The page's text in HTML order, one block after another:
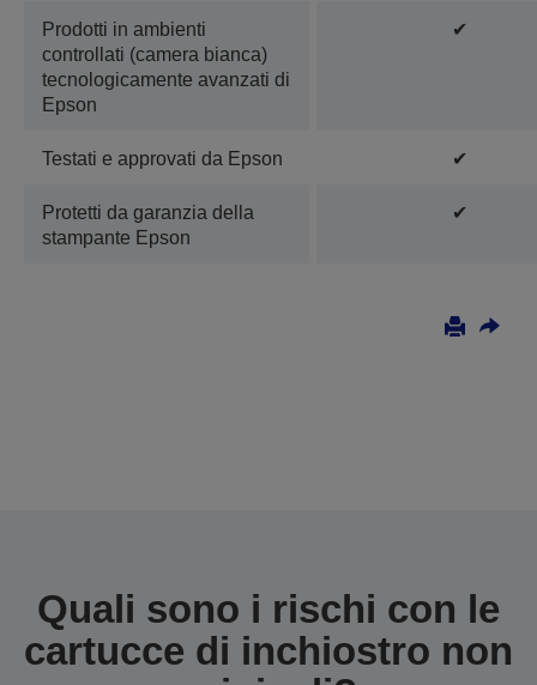
Prodotti in ambienti
controllati (camera bianca)
tecnologicamente avanzati di
Epson
✔
Testati e approvati da Epson ✔
Protetti da garanzia della
stampante Epson
✔
Quali sono i rischi con le
cartucce di inchiostro non